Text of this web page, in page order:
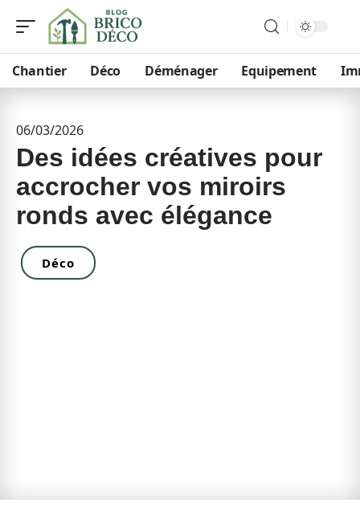
Chantier Déco Déménager Equipement
06/03/2026
Des idées créatives pour
accrocher vos miroirs
ronds avec élégance
Déco